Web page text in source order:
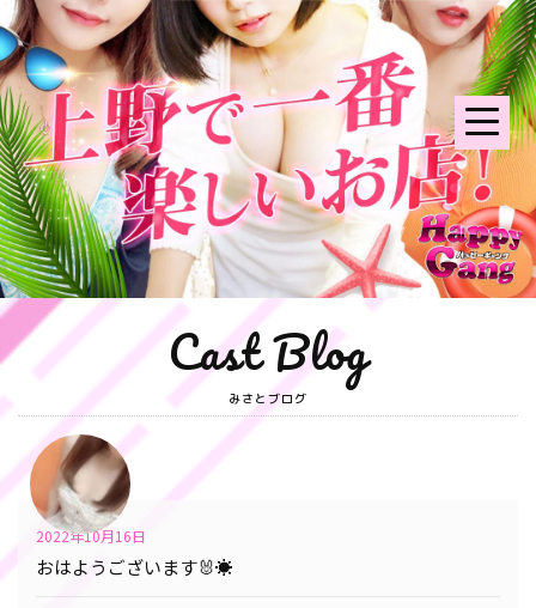
Cast Blog
みさとブログ
おはようございます🐰☀
2022年10月16日